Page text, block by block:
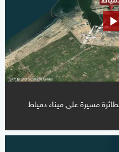
مسيرة على ميناء دمياط